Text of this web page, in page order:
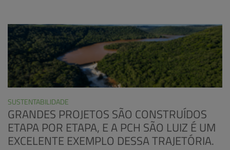
SUSTENTABILIDADE
GRANDES PROJETOS SÃO CONSTRUÍDOS
ETAPA POR ETAPA, E A PCH SÃO LUIZ É UM
EXCELENTE EXEMPLO DESSA TRAJETÓRIA.